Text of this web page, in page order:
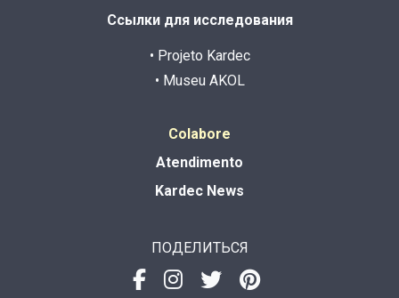
Ссылки для исследования
• Projeto Kardec
• Museu AKOL
Colabore
Atendimento
Kardec News
ПОДЕЛИТЬСЯ